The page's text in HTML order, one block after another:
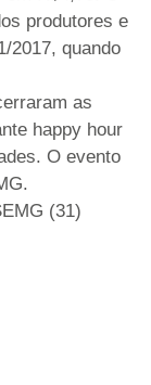
produtores e
2017, quando
as
happy hour
O evento
(31)